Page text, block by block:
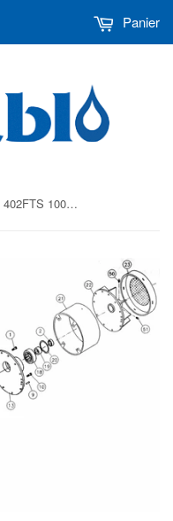
Panier
Tête seule pompe vacuum 402FTS 100CFM 1140RPM "FLOOD" CCW 4020-008 (Pièces)